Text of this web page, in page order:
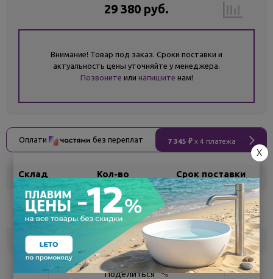
29 380 руб.
Внимание! Товар под заказ. Сроки поставки и
актуальность цены уточняйте у менеджера.
Позвоните или напишите нам!
Оплати без переплат 7 345 ₽ x 4 платежа
Склад Кол-во Срок поставки
Воронеж 5
Самовывоз
сегодня
Белгород под заказ 3 - 7 дней
Поделиться
X